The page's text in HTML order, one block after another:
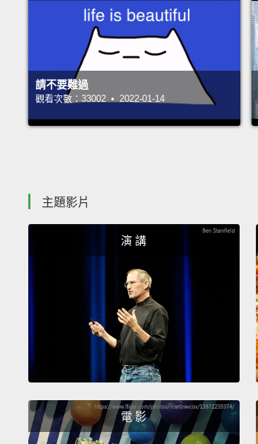
請不要難過
觀看次數：33002 • 2022-01-14
主題影片
演 講
電 影